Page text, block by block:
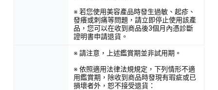
※ 若您使用美容產品時發生過敏、起疹、
發癢或刺痛等問題，請立即停止使用該產
品，您可以在收到商品後3個月內憑診斷
證明書申請退貨。
※ 請注意，上述鑑賞期並非試用期。
※ 依照適用法律法規規定，下列情形不適
用鑑賞期，除收到商品時發現有瑕疵或已
損壞者外，恕不接受退貨：